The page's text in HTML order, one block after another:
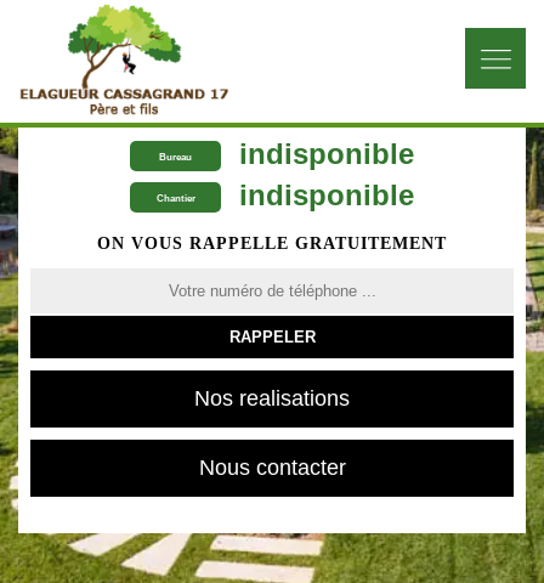
Bureau indisponible
Chantier indisponible
ON VOUS RAPPELLE GRATUITEMENT
Nos realisations
Nous contacter